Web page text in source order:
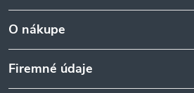
O nákupe
Firemné údaje